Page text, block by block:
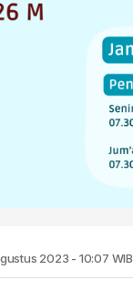
2023 - 10:07 WIB